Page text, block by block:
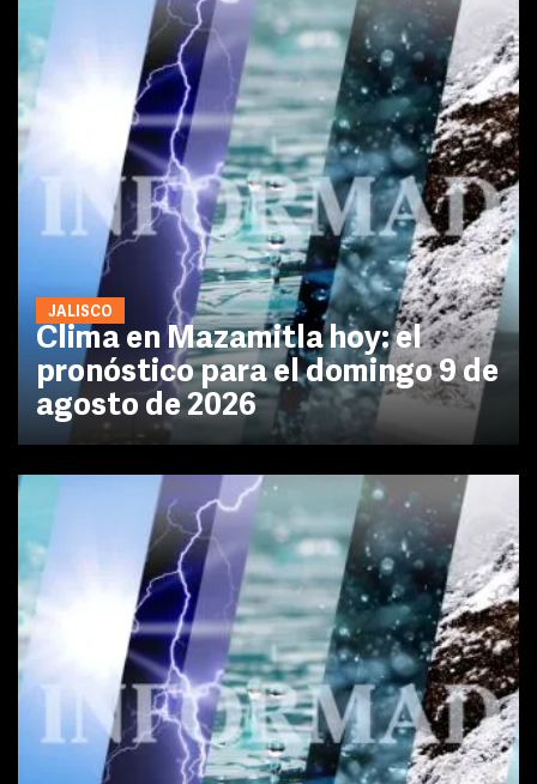
JALISCO
Clima en Mazamitla hoy: el
pronóstico para el domingo 9 de
agosto de 2026